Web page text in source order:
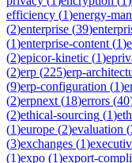
efficiency (1)energy-
(2)enterprise (39)
(1)enterprise-content (1)
(2)epicor-kinetic (1)
(2)erp (225)erp-
(9)erp-configuration (1)
(2)erpnext (18)errors (40
(2)ethical-sourcing (1)
(1)europe (2)evaluation (
(3)exchanges (1)
(1)expo (1)export-